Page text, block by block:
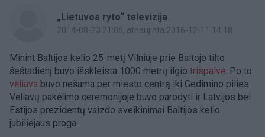
„Lietuvos ryto“ televizija
2014-08-23 21:06, atnaujinta 2016-12-11 14:18
Minint Baltijos kelio 25-metį Vilniuje prie Baltojo tilto
šeštadienį buvo išskleista 1000 metrų ilgio trispalvė. Po to
vėliava buvo nešama per miesto centrą iki Gedimino pilies.
Vėliavų pakėlimo ceremonijoje buvo parodyti ir Latvijos bei
Estijos prezidentų vaizdo sveikinimai Baltijos kelio
jubiliejaus proga.